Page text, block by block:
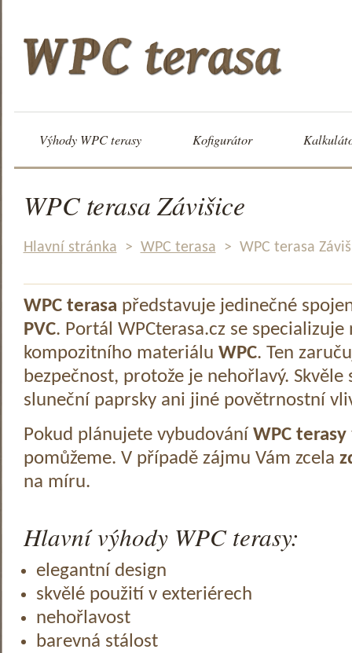
Výhody WPC terasy Kofigurátor
WPC terasa Závišice
Hlavní stránka > WPC terasa > WPC terasa
WPC terasa představuje jedinečné
PVC. Portál WPCterasa.cz se specializuje
kompozitního materiálu WPC. Ten
bezpečnost, protože je nehořlavý.
sluneční paprsky ani jiné povětrnostní
Pokud plánujete vybudování WPC terasy
pomůžeme. V případě zájmu Vám zcela
na míru.
Hlavní výhody WPC terasy:
elegantní design
skvělé použití v exteriérech
nehořlavost
barevná stálost